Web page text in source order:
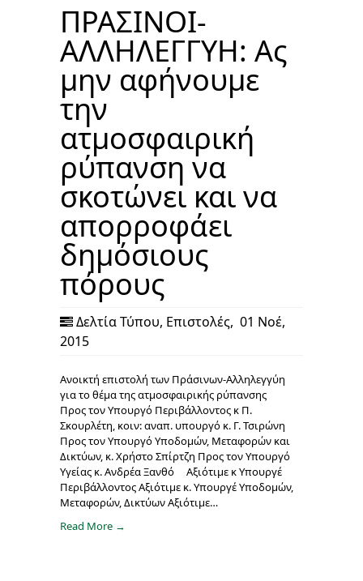
ΠΡΑΣΙΝΟΙ-
ΑΛΛΗΛΕΓΓΥΗ: Ας
μην αφήνουμε
την
ατμοσφαιρική
ρύπανση να
σκοτώνει και να
απορροφάει
δημόσιους
πόρους
Δελτία Τύπου, Επιστολές, 01 Νοέ,
2015
Ανοικτή επιστολή των Πράσινων-Αλληλεγγύη
για το θέμα της ατμοσφαιρικής ρύπανσης
Προς τον Υπουργό Περιβάλλοντος κ Π.
Σκουρλέτη, κοιν: αναπ. υπουργό κ. Γ. Τσιρώνη
Προς τον Υπουργό Υποδομών, Μεταφορών και
Δικτύων, κ. Χρήστο Σπίρτζη Προς τον Υπουργό
Υγείας κ. Ανδρέα Ξανθό Αξιότιμε κ Υπουργέ
Περιβάλλοντος Αξιότιμε κ. Υπουργέ Υποδομών,
Μεταφορών, Δικτύων Αξιότιμε…
Read More →